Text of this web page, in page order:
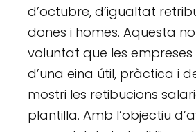
d’octubre, d’igualtat
dones i homes. Aquesta
voluntat que les empreses
d’una eina útil, pràctica i
mostri les retibucions
plantilla. Amb l’objectiu